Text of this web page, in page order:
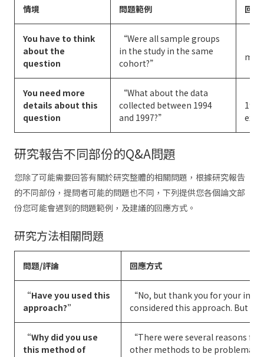
情境 問題範例 回應
You have to think
about the
question
“Were all sample groups
in the study in the same
cohort?”
You need more
details about this
question
“What about the data
collected between 1994
and 1997?”
研究報告不同部份的Q&A問題
您除了可能需要回答有關於研究整體的相關問題，根據研究報告
的不同部份，提問者可能的問題也不同，下列提供您各個論文部
份您可能會遇到的問題範例，及建議的回應方式。
研究方法相關問題
問題/評論 回應方式
“Have you used this
approach?”
“No, but thank you for your
considered this approach. But
“Why did you use
this method of
“There were several reasons
other methods to be